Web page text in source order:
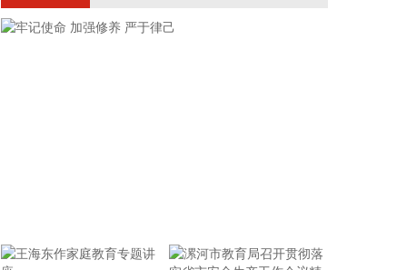
五五”规划》，其中提出，到2030年，民爆行业安全
2026-08-06 15:13:25